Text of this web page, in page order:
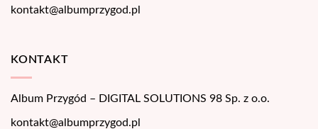
kontakt@albumprzygod.pl
KONTAKT
Album Przygód – DIGITAL SOLUTIONS 98 Sp. z o.o.
kontakt@albumprzygod.pl